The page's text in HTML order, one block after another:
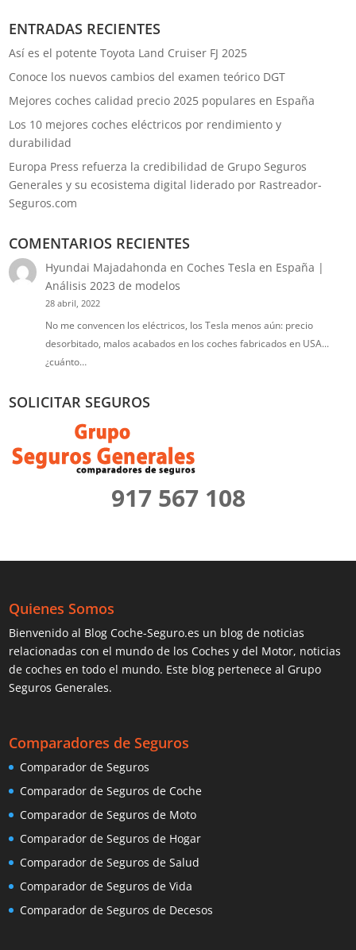
ENTRADAS RECIENTES
Así es el potente Toyota Land Cruiser FJ 2025
Conoce los nuevos cambios del examen teórico DGT
Mejores coches calidad precio 2025 populares en España
Los 10 mejores coches eléctricos por rendimiento y
durabilidad
Europa Press refuerza la credibilidad de Grupo Seguros
Generales y su ecosistema digital liderado por Rastreador-
Seguros.com
COMENTARIOS RECIENTES
Hyundai Majadahonda en Coches Tesla en España |
Análisis 2023 de modelos
28 abril, 2022
No me convencen los eléctricos, los Tesla menos aún: precio
desorbitado, malos acabados en los coches fabricados en USA...
¿cuánto…
SOLICITAR SEGUROS
917 567 108
Quienes Somos
Bienvenido al Blog Coche-Seguro.es un blog de noticias
relacionadas con el mundo de los Coches y del Motor, noticias
de coches en todo el mundo. Este blog pertenece al Grupo
Seguros Generales.
Comparadores de Seguros
Comparador de Seguros
Comparador de Seguros de Coche
Comparador de Seguros de Moto
Comparador de Seguros de Hogar
Comparador de Seguros de Salud
Comparador de Seguros de Vida
Comparador de Seguros de Decesos